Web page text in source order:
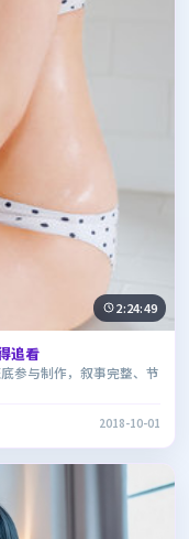
2:24:49
追看
参与制作，叙事完整、节
2018-10-01